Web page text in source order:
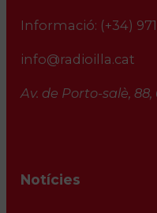
Informació: (+34)
info@radioilla.cat
Av. de Porto-salè,
Notícies